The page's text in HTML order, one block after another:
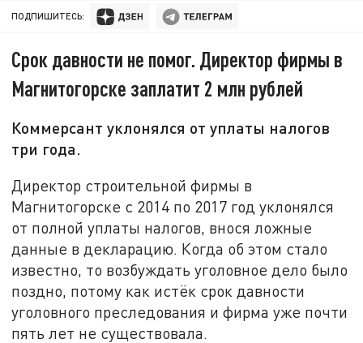
ПОДПИШИТЕСЬ:
Срок давности не помог. Директор фирмы в
Магнитогорске заплатит 2 млн рублей
Коммерсант уклонялся от уплаты налогов
три года.
Директор строительной фирмы в
Магнитогорске с 2014 по 2017 год уклонялся
от полной уплаты налогов, внося ложные
данные в декларацию. Когда об этом стало
известно, то возбуждать уголовное дело было
поздно, потому как истёк срок давности
уголовного преследования и фирма уже почти
пять лет не существовала.